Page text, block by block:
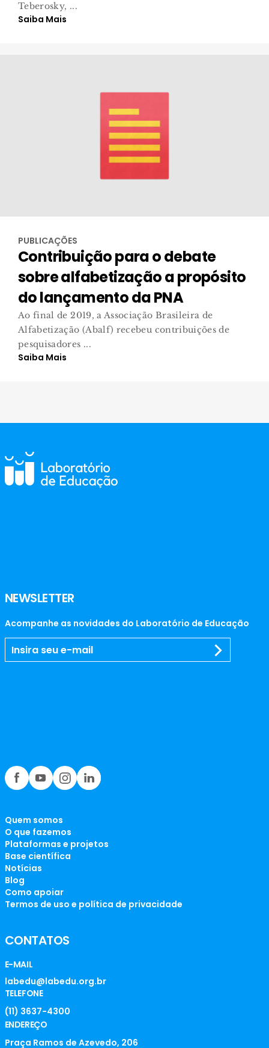
Teberosky, ...
Saiba Mais
PUBLICAÇÕES
Contribuição para o debate
sobre alfabetização a propósito
do lançamento da PNA
Ao final de 2019, a Associação Brasileira de
Alfabetização (Abalf) recebeu contribuições de
pesquisadores ...
Saiba Mais
NEWSLETTER
Acompanhe as novidades do Laboratório de Educação
Quem somos
O que fazemos
Plataformas e projetos
Base científica
Notícias
Blog
Como apoiar
Termos de uso e política de privacidade
CONTATOS
E-MAIL
labedu@labedu.org.br
TELEFONE
(11) 3637-4300
ENDEREÇO
Praça Ramos de Azevedo, 206